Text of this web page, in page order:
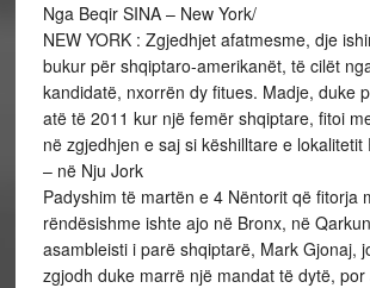
Nga Beqir SINA – New York/
NEW YORK : Zgjedhjet afatmesme, dje
bukur për shqiptaro-amerikanët, të cilët
kandidatë, nxorrën dy fitues. Madje, duke
atë të 2011 kur një femër shqiptare, fitoi
në zgjedhjen e saj si këshilltare e lokalitetit
– në Nju Jork
Padyshim të martën e 4 Nëntorit që fitorja
rëndësishme ishte ajo në Bronx, në
asambleisti i parë shqiptarë, Mark Gjonaj,
zgjodh duke marrë një mandat të dytë, por